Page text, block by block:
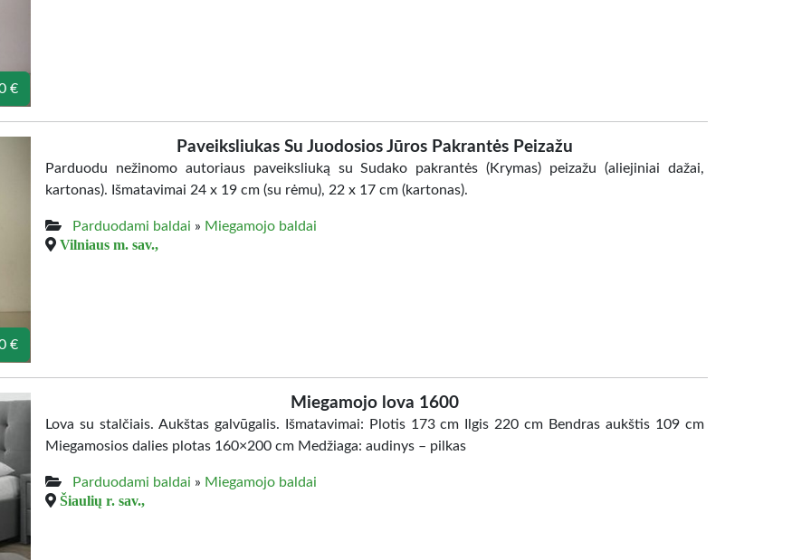
€
€
Paveiksliukas Su Juodosios Jūros Pakrantės Peizažu
Parduodu nežinomo autoriaus paveiksliuką su Sudako pakrantės (Krymas) peizažu (aliejiniai dažai,
kartonas). Išmatavimai 24 x 19 cm (su rėmu), 22 x 17 cm (kartonas).
Parduodami baldai » Miegamojo baldai
Vilniaus m. sav.,
Miegamojo lova 1600
Lova su stalčiais. Aukštas galvūgalis. Išmatavimai: Plotis 173 cm Ilgis 220 cm Bendras aukštis 109 cm
Miegamosios dalies plotas 160×200 cm Medžiaga: audinys – pilkas
Parduodami baldai » Miegamojo baldai
Šiaulių r. sav.,